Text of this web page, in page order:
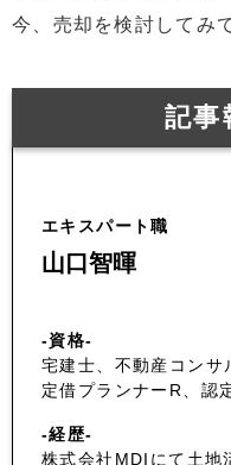
今、売却を検討してみ
記事
エキスパート職
山口智暉
-資格-
宅建士、不動産コンサ
定借プランナーR、認
-経歴-
株式会社MDIにて土地